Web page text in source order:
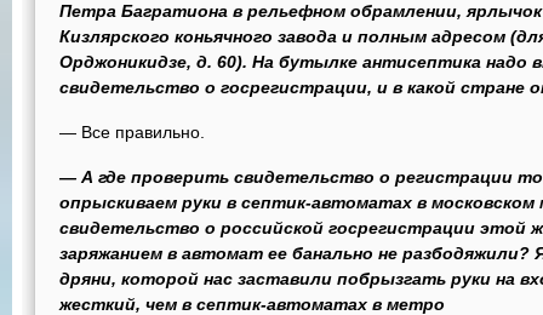
Петра Багратиона в рельефном обрамлении,
Кизлярского коньячного завода и полным адресом
Орджоникидзе, д. 60). На бутылке антисептика надо
свидетельство о госрегистрации, и в какой стране
— Все правильно.
— А где проверить свидетельство о регистрации
опрыскиваем руки в септик-автоматах в
свидетельство о российской госрегистрации этой
заряжанием в автомат ее банально не
дряни, которой нас заставили побрызгать руки на
жесткий, чем в септик-автоматах в метро